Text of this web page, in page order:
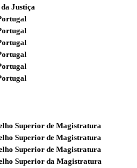
Justiça
Superior de Magistratura
Superior de Magistratura
Superior de Magistratura
Superior da Magistratura